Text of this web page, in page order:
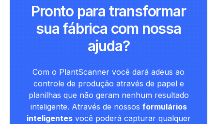
Pronto para transformar
sua fábrica com nossa
ajuda?
Com o PlantScanner você dará adeus ao
controle de produção através de papel e
planilhas que não geram nenhum resultado
inteligente. Através de nossos formulários
inteligentesvocê poderá capturar qualquer